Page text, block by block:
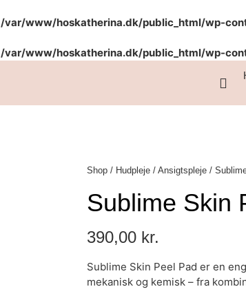
/var/www/hoskatherina.dk/public_html/wp-
/var/www/hoskatherina.dk/public_html/wp-
Shop / Hudpleje /Ansigtspleje /
Sublime Skin
390,00 kr.
Sublime Skin Peel Pad er en
mekanisk og kemisk – fra